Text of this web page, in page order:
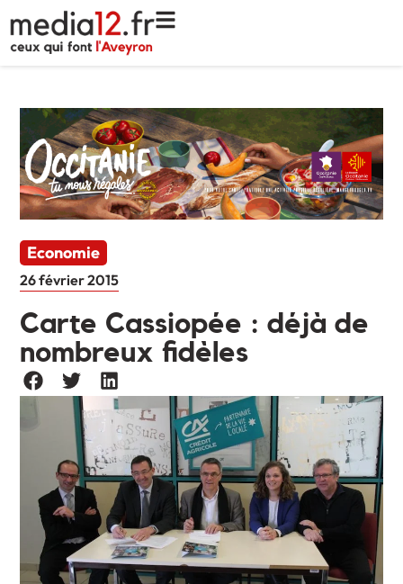
Economie
26 février 2015
Carte Cassiopée : déjà de
nombreux fidèles